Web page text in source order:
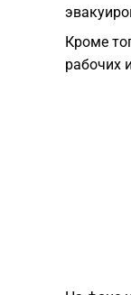
Кроме
рабочих